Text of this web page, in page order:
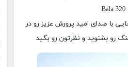
Bala 320
با صدای امید پرورش عزیز رو در
رو بشنوید و نظرتون رو بگید